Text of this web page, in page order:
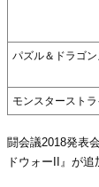
パズル＆ドラゴ
モンスターストラ
闘会議2018発表
ドウォーII』が追